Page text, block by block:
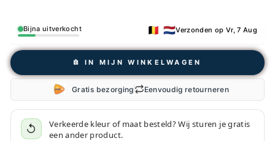
Bijna uitverkocht 🇧🇪 🇳🇱Verzonden op Vr, 7 Aug
𖠩 IN MIJN WINKELWAGEN
Gratis bezorging Eenvoudig retourneren
↺
Verkeerde kleur of maat besteld? Wij sturen je gratis
een ander product.